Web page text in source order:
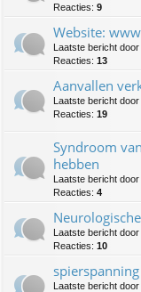
Reacties: 9
Website:
Laatste bericht door
Reacties: 13
Aanvallen
Laatste bericht door
Reacties: 19
Syndroom
hebben
Laatste bericht door
Reacties: 4
Laatste bericht door
Reacties: 10
Laatste bericht door